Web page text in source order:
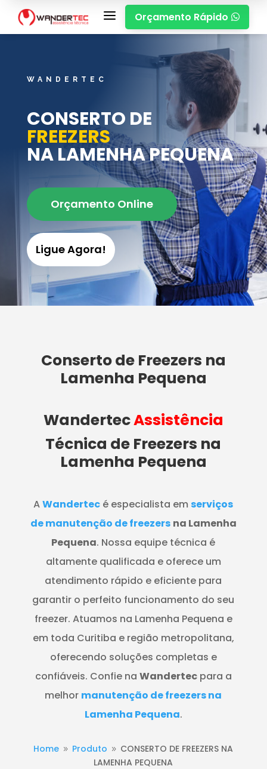
a Orçamento Rápido 
WANDERTEC
CONSERTO DE
FREEZERS
NA LAMENHA PEQUENA
Orçamento Online
Ligue Agora!
Conserto de Freezers na
Lamenha Pequena
WandertecAssistência
Técnica de Freezers na
Lamenha Pequena
AWandertec é especialista em serviços
de manutenção de freezers na Lamenha
Pequena. Nossa equipe técnica é
altamente qualificada e oferece um
atendimento rápido e eficiente para
garantir o perfeito funcionamento do seu
freezer. Atuamos na Lamenha Pequena e
em toda Curitiba e região metropolitana,
oferecendo soluções completas e
confiáveis. Confie na Wandertecpara a
melhor manutenção de freezers na
Lamenha Pequena.
Home 9 Produto 9 CONSERTO DE FREEZERS NA
LAMENHA PEQUENA